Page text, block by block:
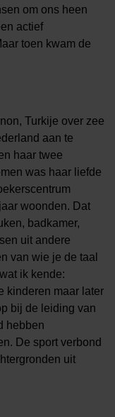
om ons heen
actief
toen kwam de
Turkije over zee
aan te
haar twee
was haar liefde
woonden. Dat
badkamer,
uit andere
van wie je de taal
ik kende:
kinderen maar later
bij de leiding van
hebben
De sport verbond
uit